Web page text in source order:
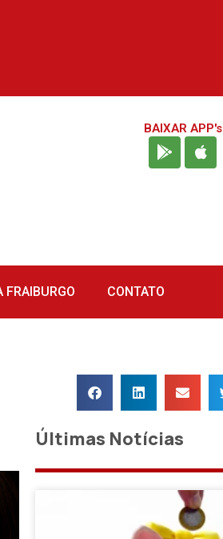
BAIXAR APP's
FRAIBURGO CONTATO
Últimas Notícias